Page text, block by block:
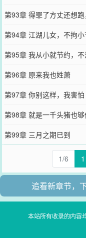
第93章 得罪了方丈还想
第94章 江湖儿女，不拘
第95章 我从小就节约，
第96章 原来我也姓萧
第97章 你别这样，我害怕
第98章 就是一千头猪也
第99章 三月之期已到
1/6 1
追看新章节，
本站所有收录的内容